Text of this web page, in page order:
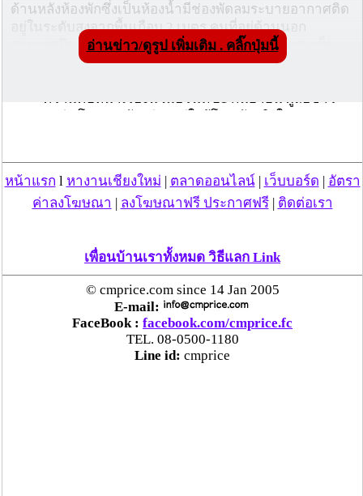
ด้านหลังห้องพักซึ่งเป็นห้องน้ำมีช่องพัดลมระบายอากาศติด
อยู่ในระดับสูงจากพื้นเกือบ 2 เมตร คนที่อยู่ด้านนอก
สามารถปีนแล้วมองผ่านช่องระบายอากาศซึ่งจะมองเห็น
ห้องน้ำได้ชัดเจน ตามที่เสนอข่าวแล้วนั้น
ความคืบหน้าเรื่องนี้ เมื่อวันที่ 21 กันยายน ผู้สื่อข่าว
ความปลอดภัยมีความเข้มงวดแขกที่จะเข้าพักโรงแรม โดย
ไม่อนุญาตให้สื่อมวลชนเข้าไปถ่ายรูปทำข่าวเด็ดขาด จาก
การสอบถามห้องพัก หลังจากมีข่าวออกไป พนักงานจะบอก
จากการสอบถามเจ้าหน้าที่ตำรวจในพื้นที่มีการ
ดำเนินการอย่างไรบ้างกรณีเรื่องคลิปฉาวดังกล่าว ได้รับ
แจ้งว่ายังไม่มีข้อมูลใดๆ ที่จะดำเนินการได้ แต่ถ้าได้รับการ
ประสานขอความร่วมมือจากทางตำรวจปดส. ก็จะให้ความ
ร่วมมืออำนวยความสะดวกกับเจ้าหน้าที่ส่วนกลาง
รายงานข่าวแจ้งว่า สำหรับผู้ต้องสงสัยที่เป็นผู้ชาย 3
อ่านข่าว/ดูรูป เพิ่มเติม . คลิ๊กปุ่มนี้
หน้าแรก l หางานเชียงใหม่ ตลาดออนไลน์| เว็บบอร์ด
อัตรา
ค่าลงโฆษณา
ลงโฆษณาฟรี ประกาศฟรี| ติดต่อเรา
เพื่อนบ้านเราทั้งหมด วิธีแลก Link
© cmprice.com since 14 Jan 2005
E-mail:
FaceBook : facebook.com/cmprice.fc
TEL. 08-0500-1180
Line id: cmprice